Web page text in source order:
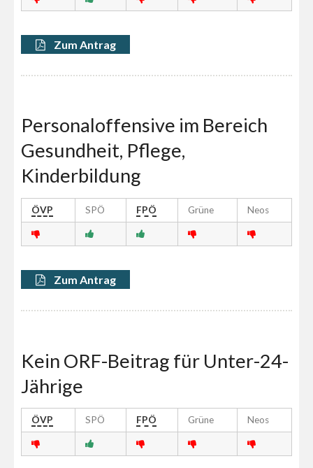
Zum Antrag
Personaloffensive im Bereich
Gesundheit, Pflege,
Kinderbildung
ÖVP SPÖ FPÖ Grüne Neos
Zum Antrag
Kein ORF-Beitrag für Unter-24-
Jährige
ÖVP SPÖ FPÖ Grüne Neos